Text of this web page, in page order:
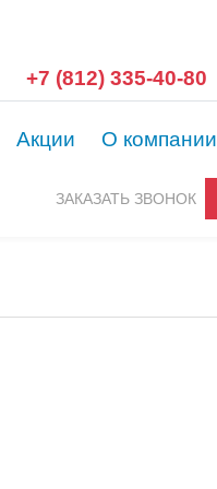
+7 (812) 335-40-80
ЗАКАЗАТЬ ЗВОНОК
Акции О компании